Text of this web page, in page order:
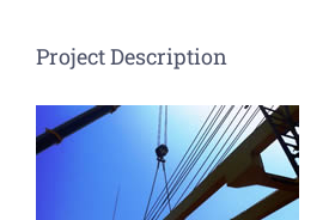
Project Description